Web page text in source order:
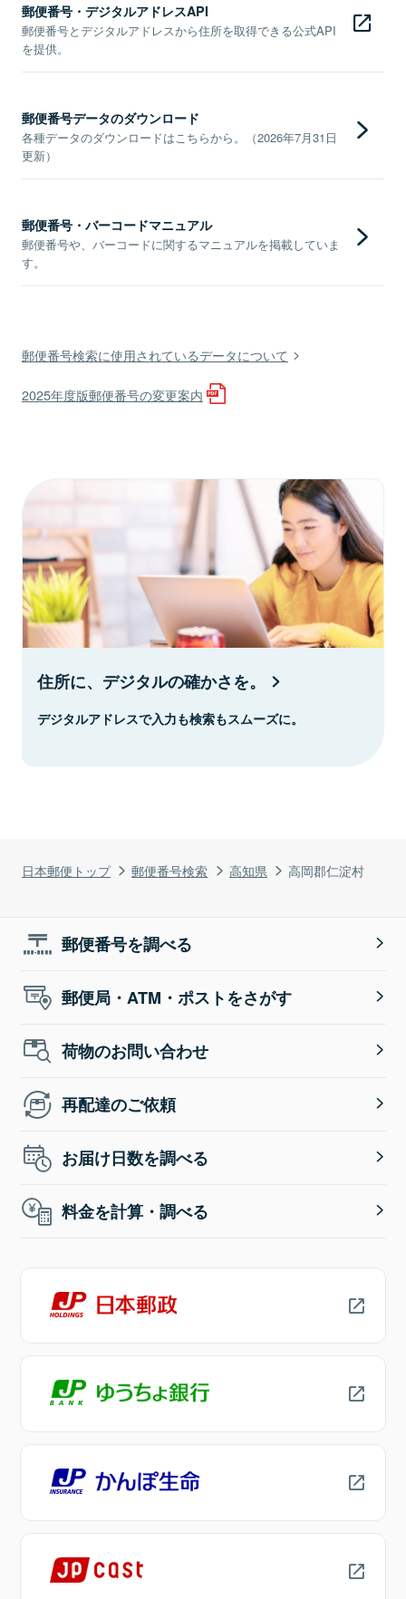
日本郵便トップ 郵便番号検索 高知県 高岡郡仁淀村
郵便番号・デジタルアドレスAPI
郵便番号とデジタルアドレスから住所を取得できる公式API
を提供。
郵便番号データのダウンロード
各種データのダウンロードはこちらから。（2026年7月31日
更新）
郵便番号・バーコードマニュアル
郵便番号や、バーコードに関するマニュアルを掲載していま
す。
郵便番号検索に使用されているデータについて
2025年度版郵便番号の変更案内
住所に、デジタルの確かさを。
デジタルアドレスで入力も検索もスムーズに。
郵便番号を調べる
郵便局・ATM・ポストをさがす
荷物のお問い合わせ
再配達のご依頼
お届け日数を調べる
料金を計算・調べる